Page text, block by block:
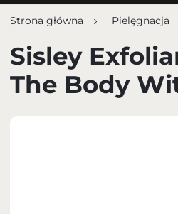
PERFUMY
PERFUMY ARABSKIE
ZESTAWY
Strona główna Pielęgnacja
Sisley
The Body